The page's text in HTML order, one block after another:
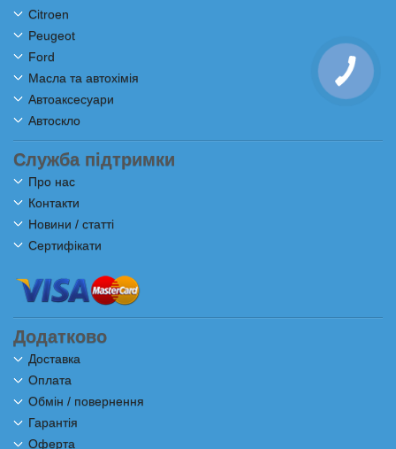
Citroen
Peugeot
Ford
Масла та автохімія
Автоаксесуари
Автоскло
Служба підтримки
Про нас
Контакти
Новини / статті
Сертифікати
Додатково
Доставка
Оплата
Обмін / повернення
Гарантія
Оферта